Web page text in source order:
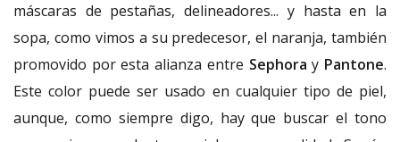
máscaras de pestañas, delineadores... y hasta en la
sopa, como vimos a su predecesor, el naranja, también
promovido por esta alianza entre Sephora y Pantone.
Este color puede ser usado en cualquier tipo de piel,
aunque, como siempre digo, hay que buscar el tono